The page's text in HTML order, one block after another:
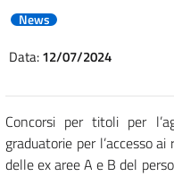
News
Data:12/07/2024
Concorsi per titoli per
graduatorie per l’accesso
delle ex aree A e B del